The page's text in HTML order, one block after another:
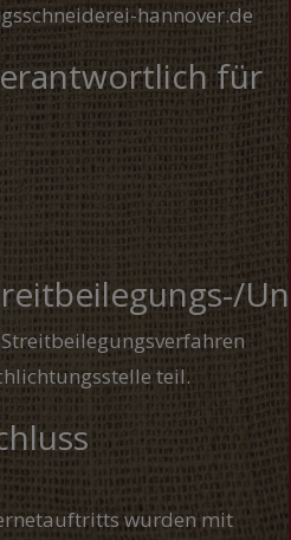
hannover.de
für
teil.
wurden mit